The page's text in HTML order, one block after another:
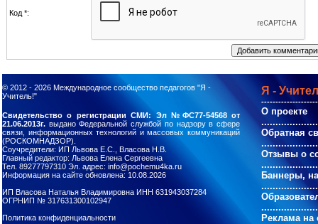
Код *:
© 2012 - 2026 Международное сообщество педагогов "Я -
Учитель!"
Я -
О проекте
Обратная
Отзывы о
Баннеры,
Реклама на
Свидетельство о регистрации СМИ: Эл №ФС77-54568 от
21.06.2013г. выдано Федеральной службой по надзору в сфере
связи, информационных технологий и массовых коммуникаций
(РОСКОМНАДЗОР).
Соучредители: ИП Львова Е.С., Власова Н.В.
Главный редактор: Львова Елена Сергеевна
Тел. 89277797310 Эл. адрес: info@pochemu4ka.ru
Информация на сайте обновлена: 10.08.2026
ИП Власова Наталья Владимировна ИНН 631943037284
ОГРНИП № 317631300102947
Политика конфиденциальности